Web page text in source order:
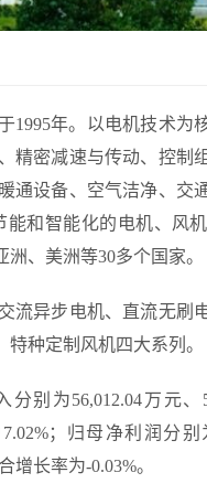
1995年。以电机技术为
密减速与传动、控制
通设备、空气洁净、交
和智能化的电机、风
、美洲等30多个国家。
流异步电机、直流无刷
种定制风机四大系列。
别为56,012.04万元、
；归母净利润分别
增长率为-0.03%。